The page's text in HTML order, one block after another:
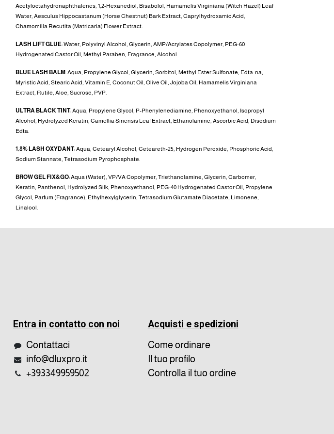
Acetyloctahydronaphthalenes, 1,2-Hexanediol, Bisabolol, Hamamelis Virginiana (Witch Hazel) Leaf
Water, Aesculus Hippocastanum (Horse Chestnut) Bark Extract, Caprylhydroxamic Acid,
Chamomilla Recutita (Matricaria) Flower Extract.
LASH LIFT GLUE: Water, Polyvinyl Alcohol, Glycerin, AMP/Acrylates Copolymer, PEG-60
Hydrogenated Castor Oil, Methyl Paraben, Fragrance, Alcohol.
BLUE LASH BALM: Aqua, Propylene Glycol, Glycerin, Sorbitol, Methyl Ester Sulfonate, Edta-na,
Myristic Acid, Stearic Acid, Vitamin E, Coconut Oil, Olive Oil, Jojoba Oil, Hamamelis Virginiana
Extract, Rutile, Aloe, Sucrose, PVP.
ULTRA BLACK TINT: Aqua, Propylene Glycol, P-Phenylenediamine, Phenoxyethanol, Isopropyl
Alcohol, Hydrolyzed Keratin, Camellia Sinensis Leaf Extract, Ethanolamine, Ascorbic Acid, Disodium
Edta.
1,8% LASH OXYDANT: Aqua, Cetearyl Alcohol, Ceteareth-25, Hydrogen Peroxide, Phosphoric Acid,
Sodium Stannate, Tetrasodium Pyrophosphate.
BROW GEL FIX&GO: Aqua (Water), VP/VA Copolymer, Triethanolamine, Glycerin, Carbomer,
Keratin, Panthenol, Hydrolyzed Silk, Phenoxyethanol, PEG-40 Hydrogenated Castor Oil, Propylene
Glycol, Parfum (Fragrance), Ethylhexylglycerin, Tetrasodium Glutamate Diacetate, Limonene,
Linalool.
Entra in contatto con noi
Contattaci
info@dluxpro.it
+393349959502
Acquisti e spedizioni
Come ordinare
Il tuo profilo
Controlla il tuo ordine